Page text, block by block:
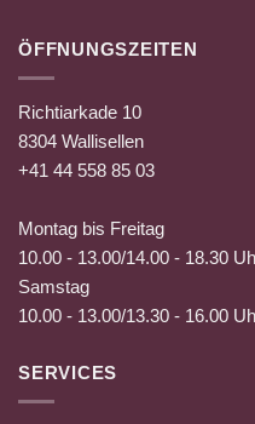
ÖFFNUNGSZEITEN
Richtiarkade 10
8304 Wallisellen
+41 44 558 85 03
Montag bis Freitag
10.00 - 13.00/14.00 - 18.30
Samstag
10.00 - 13.00/13.30 - 16.00
SERVICES